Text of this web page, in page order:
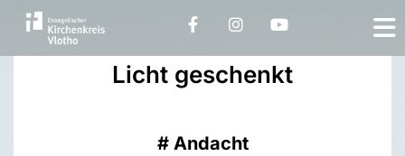
Licht geschenkt
# Andacht